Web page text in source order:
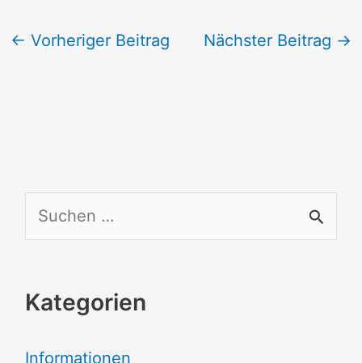
← Vorheriger Beitrag Nächster Beitrag →
u
h
Kategorien
Informationen